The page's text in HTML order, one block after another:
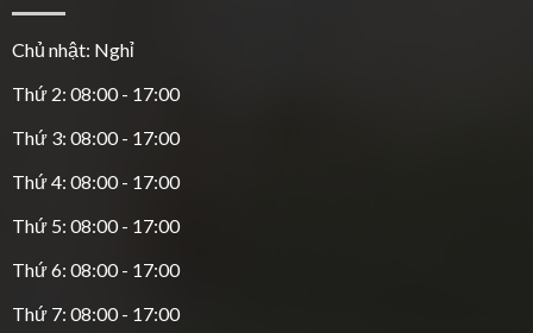
Chủ nhật: Nghỉ
Thứ 2: 08:00 - 17:00
Thứ 3: 08:00 - 17:00
Thứ 4: 08:00 - 17:00
Thứ 5: 08:00 - 17:00
Thứ 6: 08:00 - 17:00
Thứ 7: 08:00 - 17:00